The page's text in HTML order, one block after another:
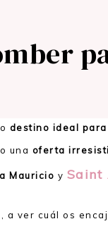
destino ideal
una oferta
Mauricio y Saint
ver cuál os